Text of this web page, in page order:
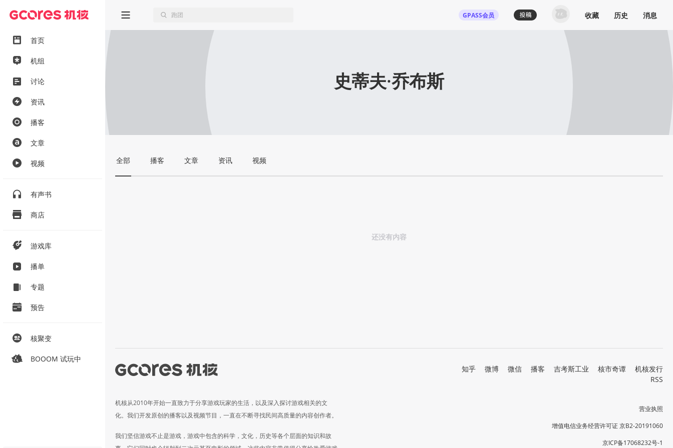
首页
机组
讨论
资讯
播客
文章
视频
有声书
商店
游戏库
播单
专题
预告
核聚变
BOOOM 试玩中
GPASS会员 收藏 历史 消息
史蒂夫·乔布斯
全部 播客 文章 资讯 视频
还没有内容
机核从2010年开始一直致力于分享游戏玩家的生活，以及深入探讨游戏相关的文
化。我们开发原创的播客以及视频节目，一直在不断寻找民间高质量的内容创作者。
我们坚信游戏不止是游戏，游戏中包含的科学，文化，历史等各个层面的知识和故
知乎 微博 微信 播客 吉考斯工业 核市奇谭
机核发行
RSS
营业执照
增值电信业务经营许可证 京B2-20191060
京ICP备17068232号-1